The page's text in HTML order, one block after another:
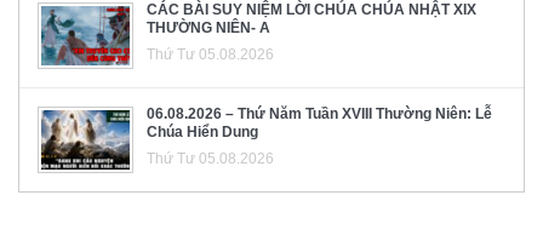
CÁC BÀI SUY NIỆM LỜI CHÚA CHÚA NHẬT XIX
THƯỜNG NIÊN- A
Thứ Tư 05.08.2026
06.08.2026 – Thứ Năm Tuần XVIII Thường Niên: Lễ
Chúa Hiển Dung
Thứ Tư 05.08.2026